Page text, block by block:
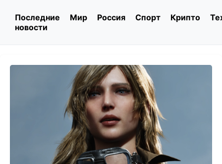
Последние
новости
Мир Россия Спорт Крипто